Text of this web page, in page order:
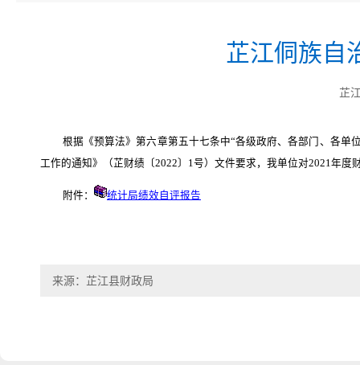
芷江侗族自
芷
根据《预算法》第六章第五十七条中“各级政府、各部门、各单
工作的通知》（芷财绩〔2022〕1号）文件要求，我单位对2021年
附件： 统计局绩效自评报告
来源：芷江县财政局